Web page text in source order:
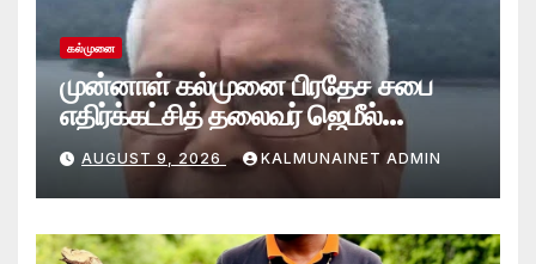
கல்முனை
முன்னாள் கல்முனை பிரதேச சபை
எதிர்க்கட்சித் தலைவர் ஜெமீல்
காலமானார்.!
AUGUST 9, 2026 KALMUNAINET ADMIN